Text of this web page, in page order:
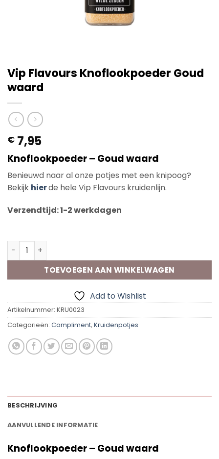
Vip Flavours Knoflookpoeder Goud
waard
€ 7,95
Knoflookpoeder – Goud waard
Benieuwd naar al onze potjes met een knipoog?
Bekijk hierde hele Vip Flavours kruidenlijn.
Verzendtijd: 1-2 werkdagen
Vip Flavours Knoflookpoeder Goud waard aantal
TOEVOEGEN AAN WINKELWAGEN
Add to Wishlist
Artikelnummer: KRU0023
Categorieën: Compliment, Kruidenpotjes
BESCHRIJVING
AANVULLENDE INFORMATIE
Knoflookpoeder – Goud waard